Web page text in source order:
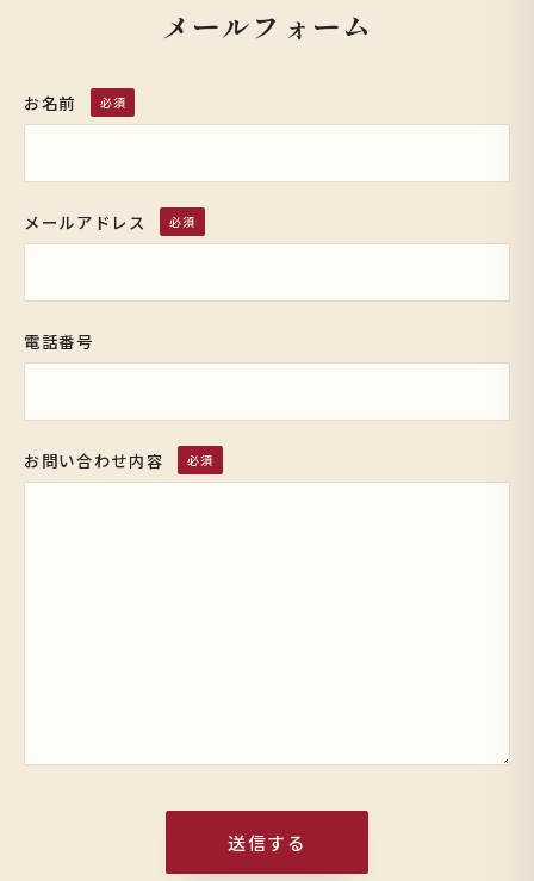
メールフォーム
お名前 必須
メールアドレス 必須
電話番号
お問い合わせ内容 必須